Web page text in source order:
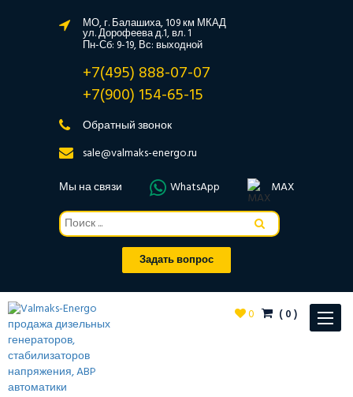
МО, г. Балашиха, 109 км МКАД
ул. Дорофеева д.1, вл. 1
Пн-Сб: 9-19, Вс: выходной
+7(495) 888-07-07
+7(900) 154-65-15
Обратный звонок
sale@valmaks-energo.ru
Мы на связи
WhatsApp MAX
Задать вопрос
Toggle
0 (0)